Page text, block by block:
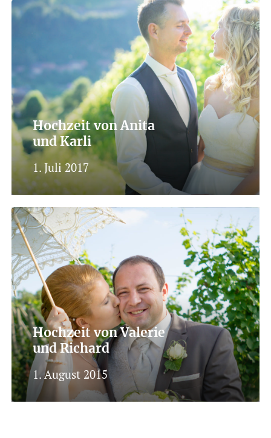
Hochzeit von Anita
und Karli
1. Juli 2017
Hochzeit von Valerie
und Richard
1. August 2015